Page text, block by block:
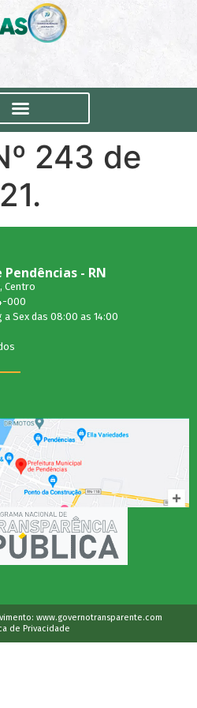
243 de
- RN
Centro
000
Sex das 08:00 as 14:00
www.governotransparente.com
de Privacidade